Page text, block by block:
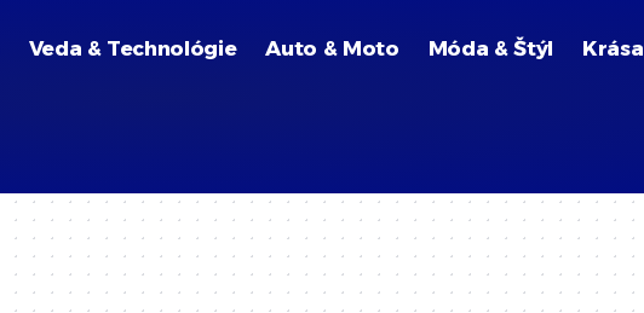
Veda & Technológie Auto & Moto Móda & Štýl Krása